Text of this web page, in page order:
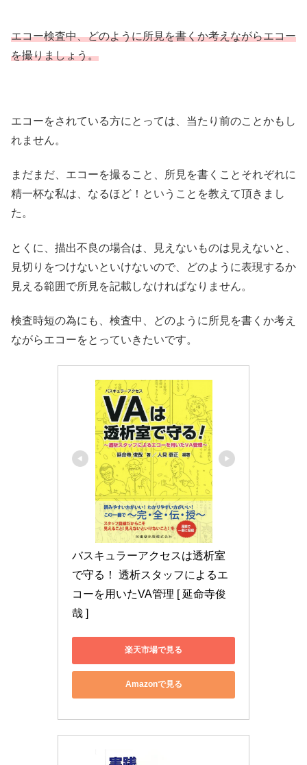
エコー検査中、どのように所見を書くか考えながらエコー
を撮りましょう。
エコーをされている方にとっては、当たり前のことかもし
れません。
まだまだ、エコーを撮ること、所見を書くことそれぞれに
精一杯な私は、なるほど！ということを教えて頂きまし
た。
とくに、描出不良の場合は、見えないものは見えないと、
見切りをつけないといけないので、どのように表現するか
見える範囲で所見を記載しなければなりません。
検査時短の為にも、検査中、どのように所見を書くか考え
ながらエコーをとっていきたいです。
バスキュラーアクセスは透析室
で守る！ 透析スタッフによるエ
コーを用いたVA管理 [ 延命寺俊
哉 ]
楽天市場で見る
Amazonで見る